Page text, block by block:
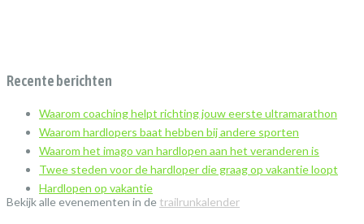
Recente berichten
Waarom coaching helpt richting jouw eerste ultramarathon
Waarom hardlopers baat hebben bij andere sporten
Waarom het imago van hardlopen aan het veranderen is
Twee steden voor de hardloper die graag op vakantie loopt
Hardlopen op vakantie
Bekijk alle evenementen in de trailrunkalender